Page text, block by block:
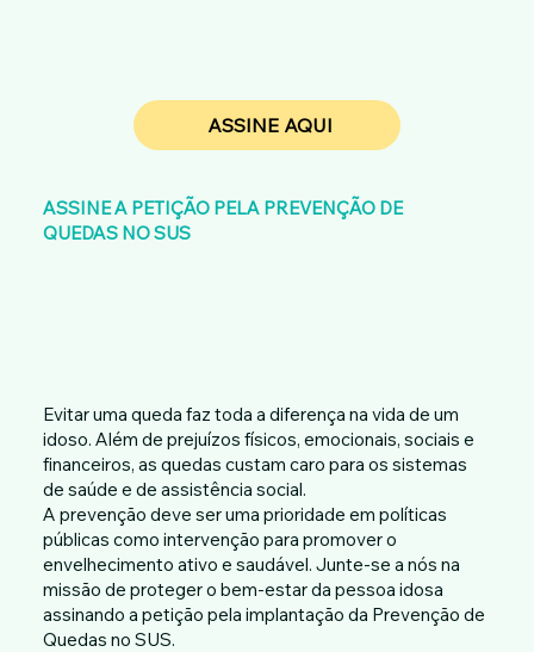
Evitar uma queda faz toda a diferença na vida de um
idoso. Além de prejuízos físicos, emocionais, sociais e
financeiros, as quedas custam caro para os sistemas
de saúde e de assistência social.
A prevenção deve ser uma prioridade em políticas
públicas como intervenção para promover o
envelhecimento ativo e saudável. Junte-se a nós na
missão de proteger o bem-estar da pessoa idosa
assinando a petição pela implantação da Prevenção de
Quedas no SUS.
ASSINE A PETIÇÃO PELA PREVENÇÃO DE
QUEDAS NO SUS
ASSINE AQUI